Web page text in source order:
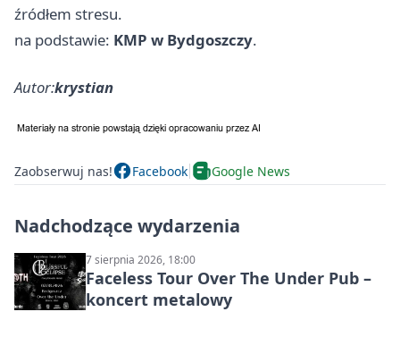
źródłem stresu.
na podstawie: KMP w Bydgoszczy.
Autor:krystian
Zaobserwuj nas! Facebook Google News
Nadchodzące wydarzenia
7 sierpnia 2026, 18:00
Faceless Tour Over The Under Pub –
koncert metalowy